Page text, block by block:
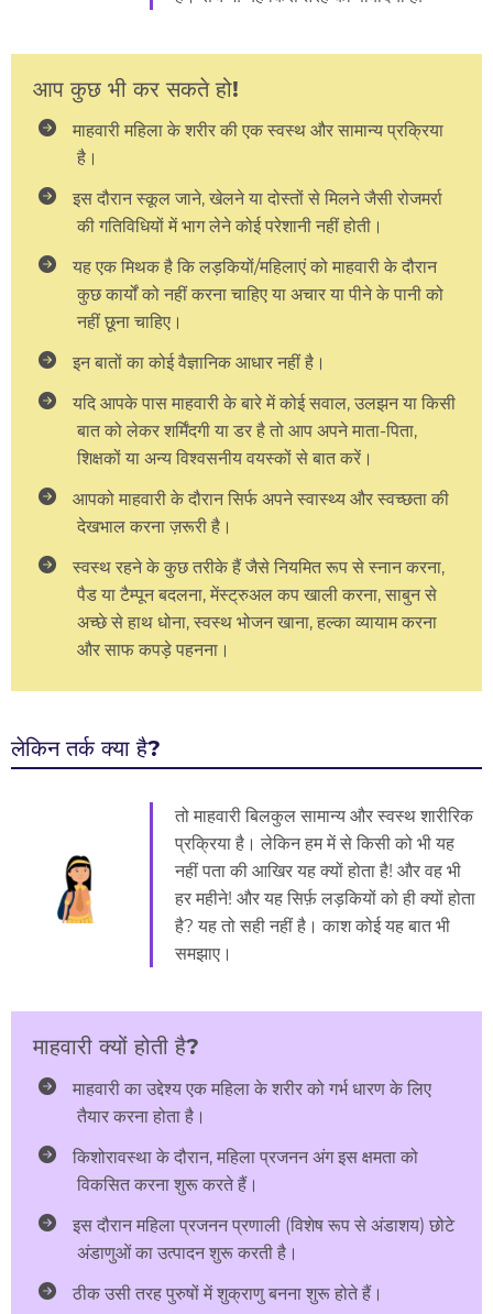
आप कुछ भी कर सकते हो!
माहवारी महिला के शरीर की एक स्वस्थ और सामान्य प्रक्रिया
है।
इस दौरान स्कूल जाने, खेलने या दोस्तों से मिलने जैसी रोजमर्रा
की गतिविधियों में भाग लेने कोई परेशानी नहीं होती।
यह एक मिथक है कि लड़कियों/महिलाएं को माहवारी के दौरान
कुछ कार्यों को नहीं करना चाहिए या अचार या पीने के पानी को
नहीं छूना चाहिए।
इन बातों का कोई वैज्ञानिक आधार नहीं है।
यदि आपके पास माहवारी के बारे में कोई सवाल, उलझन या किसी
बात को लेकर शर्मिंदगी या डर है तो आप अपने माता-पिता,
शिक्षकों या अन्य विश्वसनीय वयस्कों से बात करें।
आपको माहवारी के दौरान सिर्फ अपने स्वास्थ्य और स्वच्छता की
देखभाल करना ज़रूरी है।
स्वस्थ रहने के कुछ तरीके हैं जैसे नियमित रूप से स्नान करना,
पैड या टैम्पून बदलना, मेंस्ट्रुअल कप खाली करना, साबुन से
अच्छे से हाथ धोना, स्वस्थ भोजन खाना, हल्का व्यायाम करना
और साफ कपड़े पहनना।
लेकिन तर्क क्या है?
तो माहवारी बिलकुल सामान्य और स्वस्थ शारीरिक
प्रक्रिया है। लेकिन हम में से किसी को भी यह
नहीं पता की आखिर यह क्यों होता है! और वह भी
हर महीने! और यह सिर्फ़ लड़कियों को ही क्यों होता
है? यह तो सही नहीं है। काश कोई यह बात भी
समझाए।
माहवारी क्यों होती है?
माहवारी का उद्देश्य एक महिला के शरीर को गर्भ धारण के लिए
तैयार करना होता है।
किशोरावस्था के दौरान, महिला प्रजनन अंग इस क्षमता को
विकसित करना शुरू करते हैं।
इस दौरान महिला प्रजनन प्रणाली (विशेष रूप से अंडाशय) छोटे
अंडाणुओं का उत्पादन शुरू करती है।
ठीक उसी तरह पुरुषों में शुक्राणु बनना शुरू होते हैं।